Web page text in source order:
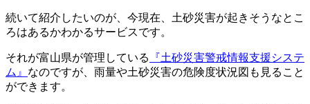
続いて紹介したいのが、今現在、土砂災害が起きそうなとこ
ろはあるかわかるサービスです。
それが富山県が管理している
『土砂災害警戒情報支援システ
ム』 なのですが、雨量や土砂災害の危険度状況図も見ること
ができます。